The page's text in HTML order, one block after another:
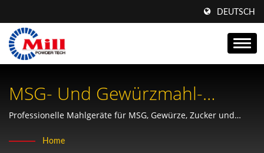
DEUTSCH
MSG- Und Gewürzmahl-
Lösungen - Komplettsysteme
Aus Einer Hand
Professionelle Mahlgeräte für MSG, Gewürze, Zucker und
hoch effizienten Verarbeitungskapazitäten
Home